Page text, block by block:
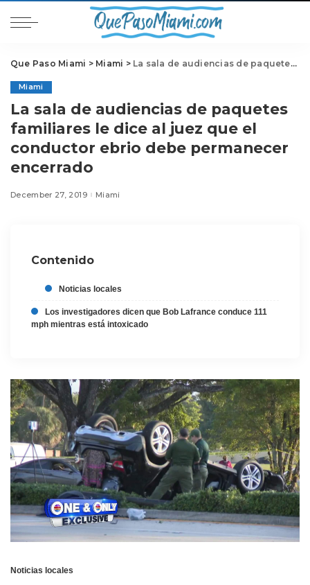
Que Paso Miami > Miami > La sala de audiencias de paquetes familiares le dice al juez que el conductor ebrio debe permanecer encerrado
Miami
La sala de audiencias de paquetes
familiares le dice al juez que el
conductor ebrio debe permanecer
encerrado
December 27, 2019 Miami
Contenido
Noticias locales
Los investigadores dicen que Bob Lafrance conduce 111
mph mientras está intoxicado
Noticias locales